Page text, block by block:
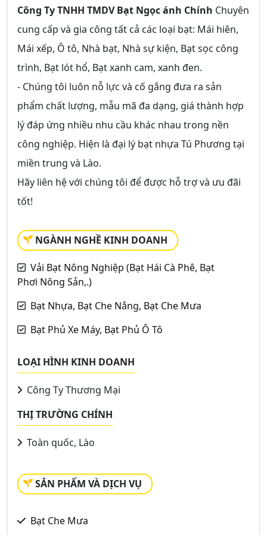
Công Ty TNHH TMDV Bạt Ngọc ánh Chính Chuyên
cung cấp và gia công tất cả các loại bạt: Mái hiên,
Mái xếp, Ô tô, Nhà bạt, Nhà sự kiện, Bạt sọc công
trình, Bạt lót hổ, Bạt xanh cam, xanh đen.
- Chúng tôi luôn nỗ lực và cố gắng đưa ra sản
phẩm chất lượng, mẫu mã đa dạng, giá thành hợp
lý đáp ứng nhiều nhu cầu khác nhau trong nền
công nghiệp. Hiện là đại lý bạt nhựa Tú Phương tại
miền trung và Lào.
Hãy liên hệ với chúng tôi để được hỗ trợ và ưu đãi
tốt!
NGÀNH NGHỀ KINH DOANH
Vải Bạt Nông Nghiệp (Bạt Hái Cà Phê, Bạt
Phơi Nông Sản,.)
Bạt Nhựa, Bạt Che Nắng, Bạt Che Mưa
Bạt Phủ Xe Máy, Bạt Phủ Ô Tô
LOẠI HÌNH KINH DOANH
Công Ty Thương Mại
THỊ TRƯỜNG CHÍNH
Toàn quốc, Lào
SẢN PHẨM VÀ DỊCH VỤ
Bạt Che Mưa